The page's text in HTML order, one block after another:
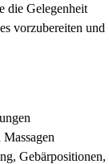
die Gelegenheit
vorzubereiten und
Gebärpositionen,